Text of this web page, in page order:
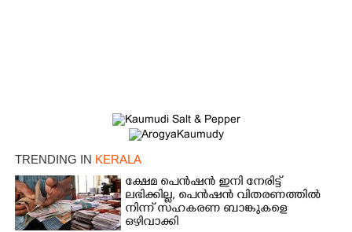
TRENDING IN KERALA
ക്ഷേമ പെൻഷൻ ഇനി നേരിട്ട്
ലഭിക്കില്ല,​ പെൻഷൻ വിതരണത്തിൽ
നിന്ന് സഹകരണ ബാങ്കുകളെ
ഒഴിവാക്കി
Share this link